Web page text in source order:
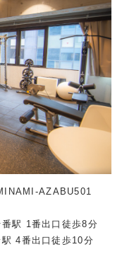
AZABU501
駅 1番出口徒歩8分
4番出口徒歩10分